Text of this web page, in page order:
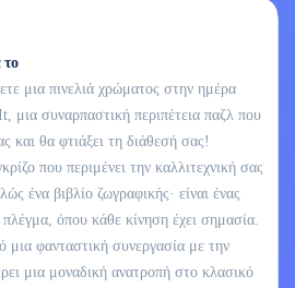
το
μια πινελιά χρώματος στην ημέρα
μια συναρπαστική περιπέτεια παζλ που
και θα φτιάξει τη διάθεσή σας!
που περιμένει την καλλιτεχνική σας
ένα βιβλίο ζωγραφικής· είναι ένας
όπου κάθε κίνηση έχει σημασία.
μια φανταστική συνεργασία με την
μια μοναδική ανατροπή στο κλασικό